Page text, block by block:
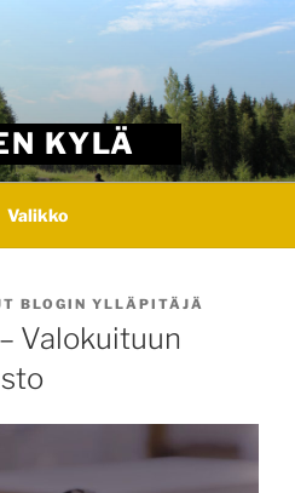
KYLÄ
Valikko
BLOGIN YLLÄPITÄJÄ
Valokuituun